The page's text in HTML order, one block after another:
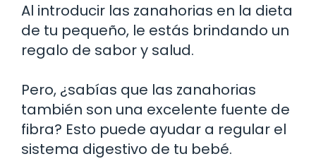
Al introducir las zanahorias en la dieta
de tu pequeño, le estás brindando un
regalo de sabor y salud.
Pero, ¿sabías que las zanahorias
también son una excelente fuente de
fibra? Esto puede ayudar a regular el
sistema digestivo de tu bebé.